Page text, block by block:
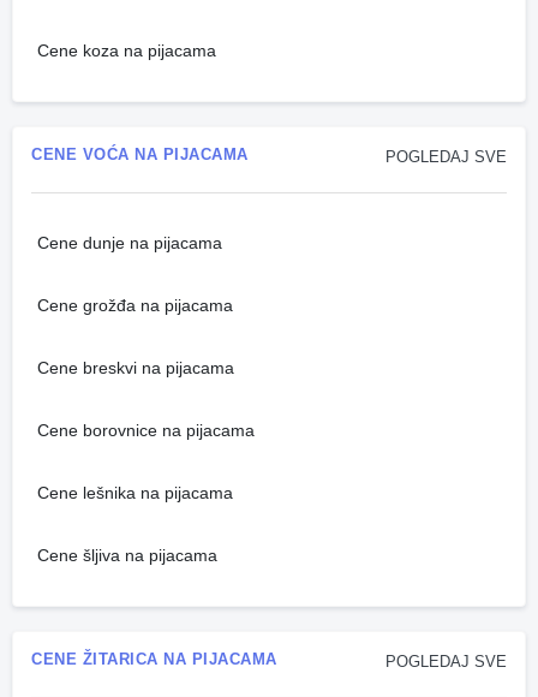
Cene koza na pijacama
POGLEDAJ SVE
CENE VOĆA NA PIJACAMA
Cene dunje na pijacama
Cene grožđa na pijacama
Cene breskvi na pijacama
Cene borovnice na pijacama
Cene lešnika na pijacama
Cene šljiva na pijacama
POGLEDAJ SVE
CENE ŽITARICA NA PIJACAMA